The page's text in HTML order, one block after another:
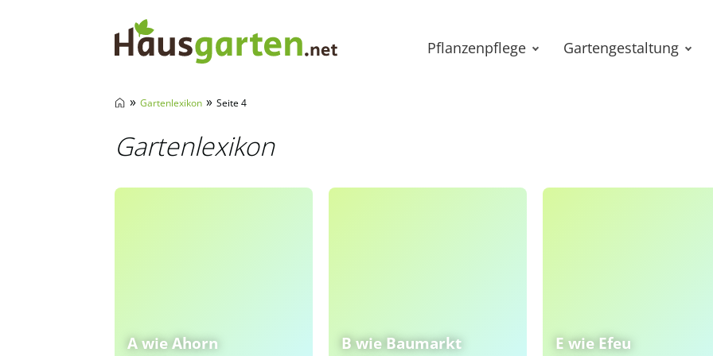
Pflanzenpflege Gartengestaltung
» Gartenlexikon » Seite 4
Gartenlexikon
A wie Ahorn B wie Baumarkt E wie Efeu